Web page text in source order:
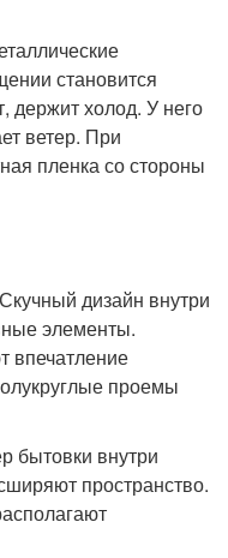
становится
держит холод. У него
ветер. При
пленка со стороны
дизайн внутри
элементы.
впечатление
проемы
бытовки внутри
пространство.